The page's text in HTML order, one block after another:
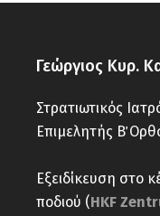
Γεώργιος Κυρ.
Στρατιωτικός
Επιμελητής Β΄
Εξειδίκευση στο
ποδιού (HKF